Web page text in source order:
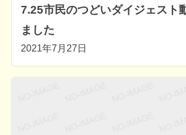
7.25市民のつどいダイジェスト
ました
2021年7月27日